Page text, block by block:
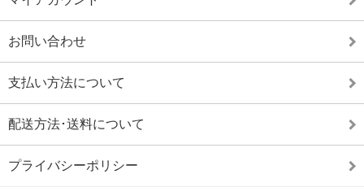
お問い合わせ
支払い方法について
配送方法･送料について
プライバシーポリシー